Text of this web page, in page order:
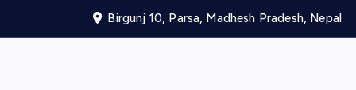
Birgunj 10, Parsa, Madhesh Pradesh, Nepal